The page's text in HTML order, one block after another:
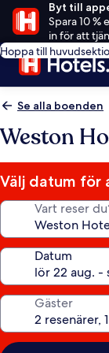
Byt till
Spara 10 %
in för att
Hoppa till
Se alla boenden
Weston
Välj datum för
Vart reser
Datum
Gäster